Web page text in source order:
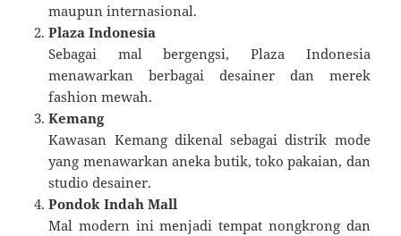
maupun internasional.
Plaza Indonesia
Sebagai mal bergengsi, Plaza Indonesia
menawarkan berbagai desainer dan merek
fashion mewah.
Kemang
Kawasan Kemang dikenal sebagai distrik mode
yang menawarkan aneka butik, toko pakaian, dan
studio desainer.
Pondok Indah Mall
Mal modern ini menjadi tempat nongkrong dan